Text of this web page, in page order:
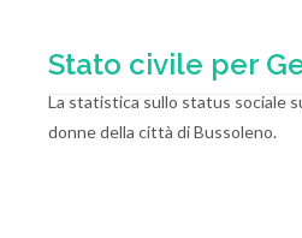
Stato civile per
La statistica sullo status sociale
donne della città di Bussoleno.